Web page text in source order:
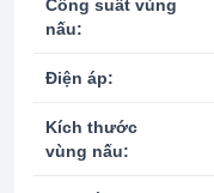
Công suất vùng
nấu:
Điện áp:
Kích thước
vùng nấu: